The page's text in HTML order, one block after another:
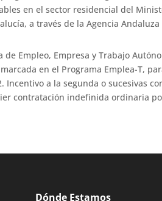
en el sector residencial del
a través de la Agencia Andaluza
de Empleo, Empresa y Trabajo
en el Programa Emplea-T,
a la segunda o sucesivas
contratación indefinida ordinaria
Dónde Estamos